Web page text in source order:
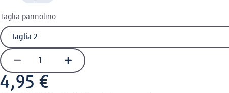
Taglia pannolino
4,95 €